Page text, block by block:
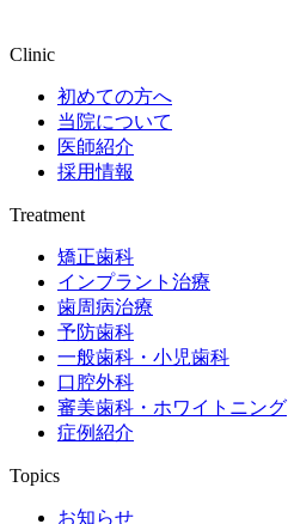
Clinic
初めての方へ
当院について
医師紹介
採用情報
Treatment
矯正歯科
インプラント治療
歯周病治療
予防歯科
一般歯科・小児歯科
口腔外科
審美歯科・ホワイトニング
症例紹介
Topics
お知らせ